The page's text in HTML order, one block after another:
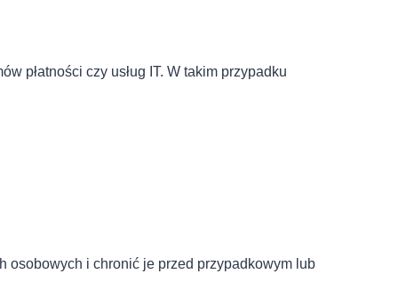
płatności czy usług IT. W takim przypadku
osobowych i chronić je przed przypadkowym lub